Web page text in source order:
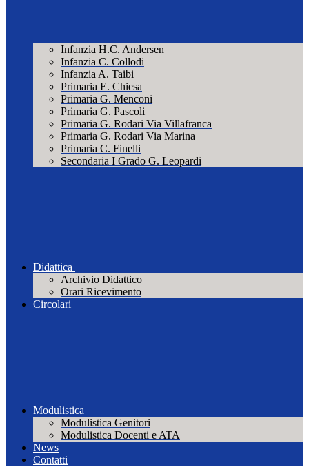
Infanzia H.C. Andersen
Infanzia C. Collodi
Infanzia A. Taibi
Primaria E. Chiesa
Primaria G. Menconi
Primaria G. Pascoli
Primaria G. Rodari Via Villafranca
Primaria G. Rodari Via Marina
Primaria C. Finelli
Secondaria I Grado G. Leopardi
Didattica
Archivio Didattico
Orari Ricevimento
Circolari
Modulistica
Modulistica Genitori
Modulistica Docenti e ATA
News
Contatti